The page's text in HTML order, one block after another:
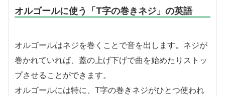
オルゴールに使う「T字の巻きネジ」の英語
オルゴールはネジを巻くことで音を出します。ネジが
巻かれていれば、蓋の上げ下げで曲を始めたりストッ
プさせることができます。
オルゴールには特に、T字の巻きネジがひとつ使われ